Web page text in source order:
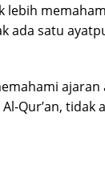
lebih
ada satu
ajaran
Qur’an, tidak